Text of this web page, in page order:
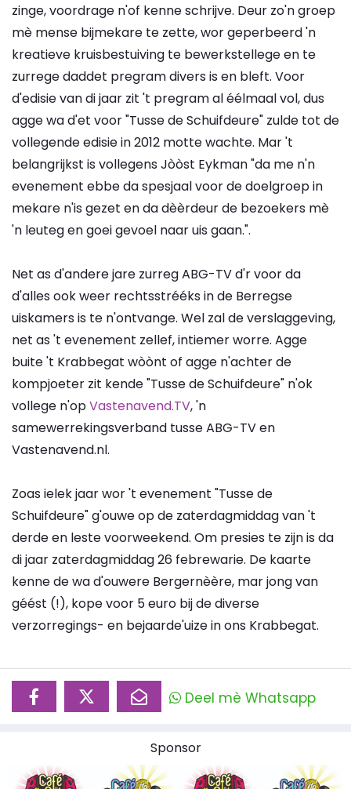
zinge, voordrage n'of kenne schrijve. Deur zo'n groep
mè mense bijmekare te zette, wor geperbeerd 'n
kreatieve kruisbestuiving te bewerkstellege en te
zurrege daddet pregram divers is en bleft. Voor
d'edisie van di jaar zit 't pregram al éélmaal vol, dus
agge wa d'et voor "Tusse de Schuifdeure" zulde tot de
vollegende edisie in 2012 motte wachte. Mar 't
belangrijkst is vollegens Jòòst Eykman "da me n'n
evenement ebbe da spesjaal voor de doelgroep in
mekare n'is gezet en da dèèrdeur de bezoekers mè
'n leuteg en goei gevoel naar uis gaan.".
Net as d'andere jare zurreg ABG-TV d'r voor da
d'alles ook weer rechtsstrééks in de Berregse
uiskamers is te n'ontvange. Wel zal de verslaggeving,
net as 't evenement zellef, intiemer worre. Agge
buite 't Krabbegat wòònt of agge n'achter de
kompjoeter zit kende "Tusse de Schuifdeure" n'ok
vollege n'opVastenavend.TV, 'n
samewerrekingsverband tusse ABG-TV en
Vastenavend.nl.
Zoas ielek jaar wor 't evenement "Tusse de
Schuifdeure" g'ouwe op de zaterdagmiddag van 't
derde en leste voorweekend. Om presies te zijn is da
di jaar zaterdagmiddag 26 febrewarie. De kaarte
kenne de wa d'ouwere Bergernèère, mar jong van
géést (!), kope voor 5 euro bij de diverse
verzorregings- en bejaarde'uize in ons Krabbegat.
Deel mè Whatsapp
Sponsor